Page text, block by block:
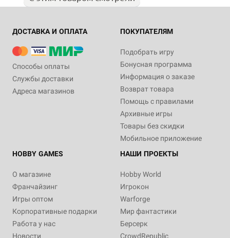
ДОСТАВКА И ОПЛАТА
Способы оплаты
Службы доставки
Адреса магазинов
ПОКУПАТЕЛЯМ
Подобрать игру
Бонусная программа
Информация о заказе
Возврат товара
Помощь с правилами
Архивные игры
Товары без скидки
Мобильное приложение
HOBBY GAMES
О магазине
Франчайзинг
Игры оптом
Корпоративные подарки
Работа у нас
Новости
НАШИ ПРОЕКТЫ
Hobby World
Игрокон
Warforge
Мир фантастики
Берсерк
CrowdRepublic